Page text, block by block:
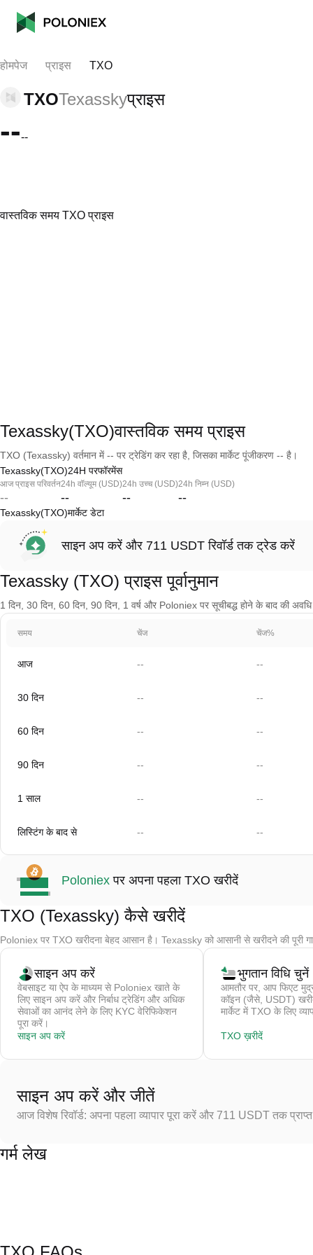
होमपेज प्राइस TXO
TXOTexasskyप्राइस
----
वास्तविक समय TXO प्राइस
Texassky(TXO)वास्तविक समय प्राइस
TXO (Texassky) वर्तमान में -- पर ट्रेडिंग कर रहा है, जिसका मार्केट पूंजीकरण -- है।
Texassky(TXO)24H परफॉरमेंस
आज प्राइस परिवर्तन
--
24h वॉल्यूम (USD)
--
24h उच्च (USD)
--
24h निम्न (USD)
--
Texassky(TXO)मार्केट डेटा
साइन अप करें और 711 USDT रिवॉर्ड तक ट्रेड करें
Texassky (TXO) प्राइस पूर्वानुमान
1 दिन, 30 दिन, 60 दिन, 90 दिन, 1 वर्ष और Poloniex पर सूचीबद्ध होने के बाद की
समय चेंज चेंज%
आज -- --
30 दिन -- --
60 दिन -- --
90 दिन -- --
1 साल -- --
लिस्टिंग के बाद से -- --
Poloniex पर अपना पहला TXO खरीदें
TXO (Texassky) कैसे खरीदें
Poloniex पर TXO खरीदना बेहद आसान है। Texassky को आसानी से खरीदने की पूरी
साइन अप करें
वेबसाइट या ऐप के माध्यम से Poloniex खाते के
लिए साइन अप करें और निर्बाध ट्रेडिंग और अधिक
सेवाओं का आनंद लेने के लिए KYC वेरिफिकेशन
पूरा करें।
साइन अप करें
भुगतान विधि चुनें
आमतौर पर, आप फिएट
कॉइन (जैसे, USDT)
मार्केट में TXO के लिए
TXO ख़रीदें
साइन अप करें और जीतें
आज विशेष रिवॉर्ड: अपना पहला व्यापार पूरा करें और 711 USDT तक
गर्म लेख